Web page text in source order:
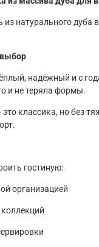
натурального дуба
надёжный и с
и не теряла формы.
классика, но без
гостиную:
организацией